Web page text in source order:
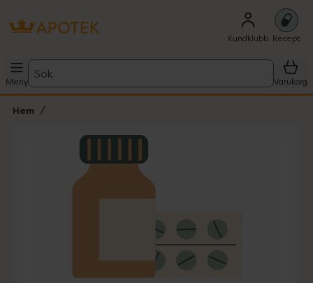
Kundklubb Recept
Meny
Sök
Varukorg
Hem
Lista: . Innehåller 1 objekt.